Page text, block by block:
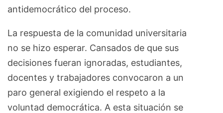
antidemocrático del proceso.
La respuesta de la comunidad universitaria
no se hizo esperar. Cansados de que sus
decisiones fueran ignoradas, estudiantes,
docentes y trabajadores convocaron a un
paro general exigiendo el respeto a la
voluntad democrática. A esta situación se